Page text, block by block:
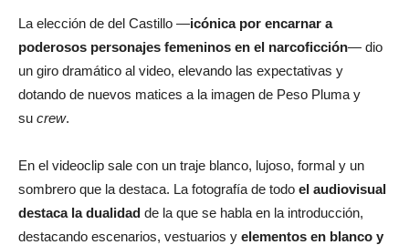
La elección de del Castillo —icónica por encarnar a
poderosos personajes femeninos en el narcoficción— dio
un giro dramático al video, elevando las expectativas y
dotando de nuevos matices a la imagen de Peso Pluma y
su crew.
En el videoclip sale con un traje blanco, lujoso, formal y un
sombrero que la destaca. La fotografía de todo el audiovisual
destaca la dualidad de la que se habla en la introducción,
destacando escenarios, vestuarios y elementos en blanco y